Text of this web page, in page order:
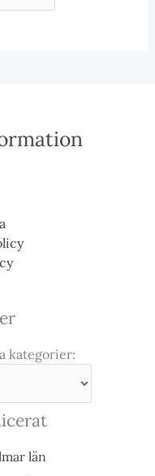
kategorier:
län